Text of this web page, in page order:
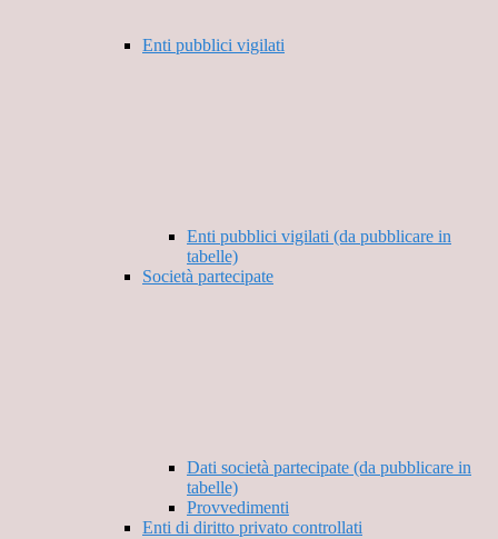
Enti pubblici vigilati
Enti pubblici vigilati (da pubblicare in
tabelle)
Società partecipate
Dati società partecipate (da pubblicare in
tabelle)
Provvedimenti
Enti di diritto privato controllati